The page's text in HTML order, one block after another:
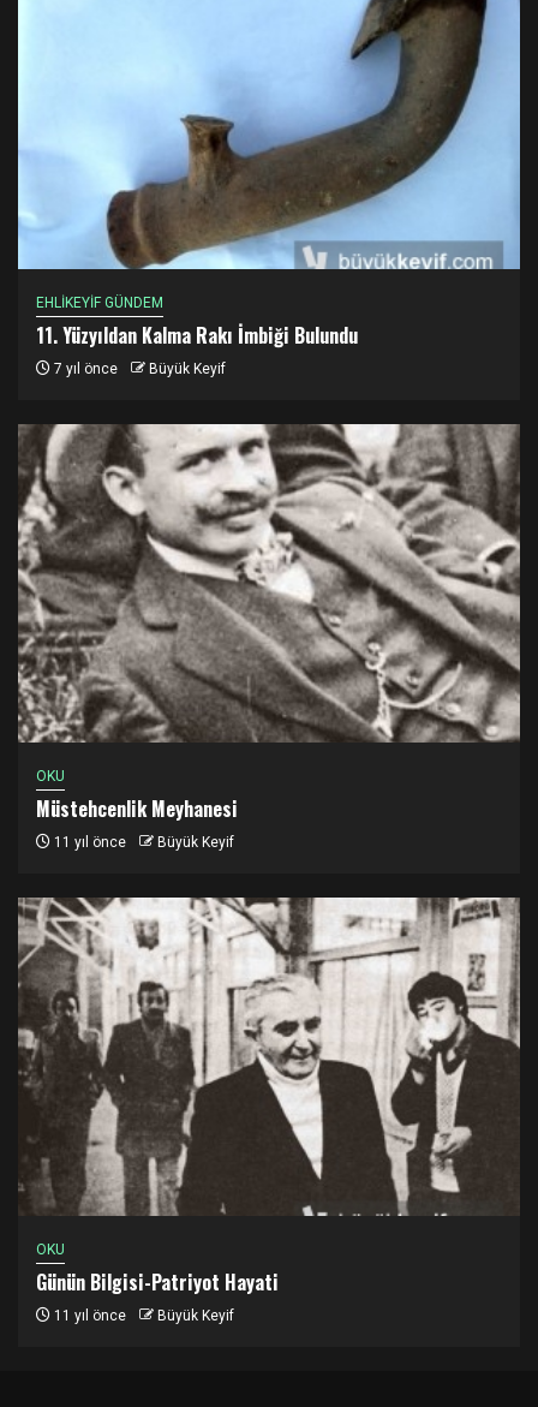
EHLİKEYİF GÜNDEM
11. Yüzyıldan Kalma Rakı İmbiği Bulundu
7 yıl önce Büyük Keyif
OKU
Müstehcenlik Meyhanesi
11 yıl önce Büyük Keyif
OKU
Günün Bilgisi-Patriyot Hayati
11 yıl önce Büyük Keyif